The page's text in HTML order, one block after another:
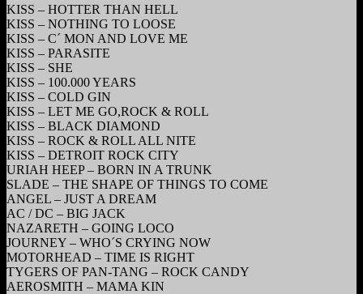
KISS – HOTTER THAN HELL
KISS – NOTHING TO LOOSE
KISS – C´ MON AND LOVE ME
KISS – PARASITE
KISS – SHE
KISS – 100.000 YEARS
KISS – COLD GIN
KISS – LET ME GO,ROCK & ROLL
KISS – BLACK DIAMOND
KISS – ROCK & ROLL ALL NITE
KISS – DETROIT ROCK CITY
URIAH HEEP – BORN IN A TRUNK
SLADE – THE SHAPE OF THINGS TO COME
ANGEL – JUST A DREAM
AC / DC – BIG JACK
NAZARETH – GOING LOCO
JOURNEY – WHO´S CRYING NOW
MOTORHEAD – TIME IS RIGHT
TYGERS OF PAN-TANG – ROCK CANDY
AEROSMITH – MAMA KIN